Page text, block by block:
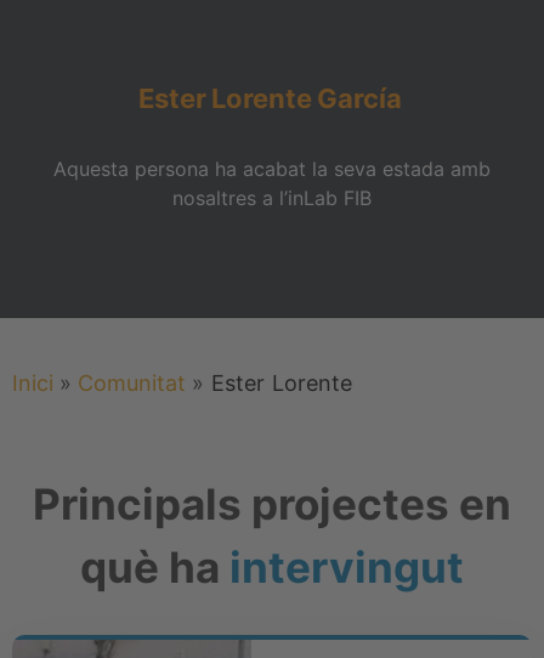
Ester Lorente García
Aquesta persona ha acabat la seva estada amb
nosaltres a l’inLab FIB
Inici » Comunitat » Ester Lorente
Principals projectes en
què ha intervingut